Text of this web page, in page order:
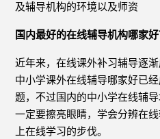
及辅导机构的环境以及师资
国内最好的在线辅导机构哪家好
近年来，在线课外补习辅导逐
中小学课外在线辅导哪家好已
题，不过国内的中小学在线辅
一定要擦亮眼睛，学会分辨在
上在线学习的步伐。